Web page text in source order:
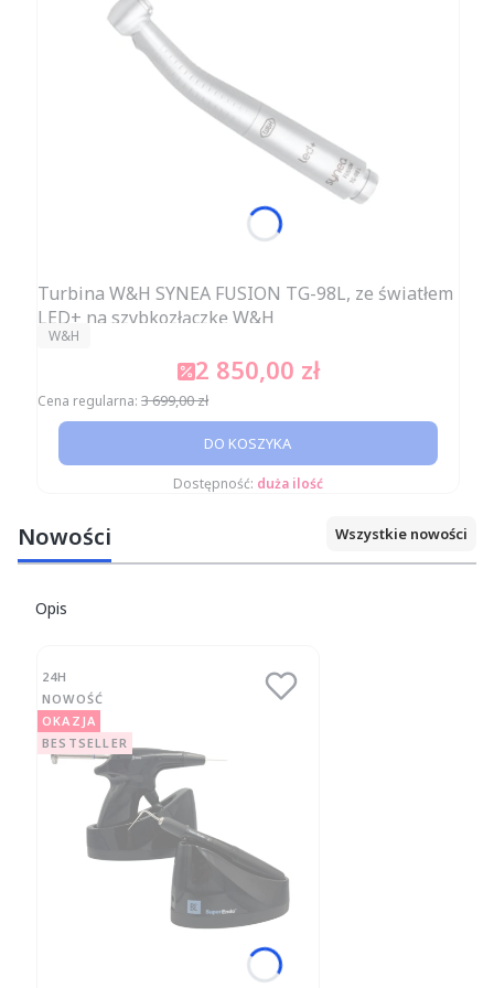
Turbina W&H SYNEA FUSION TG-98L, ze światłem
LED+ na szybkozłączkę W&H
PRODUCENT
W&H
Cena promocyjna
2 850,00 zł
Cena regularna: 3 699,00 zł
DO KOSZYKA
Dostępność: duża ilość
Nowości Wszystkie nowości
Opis
24H
NOWOŚĆ
OKAZJA
BESTSELLER